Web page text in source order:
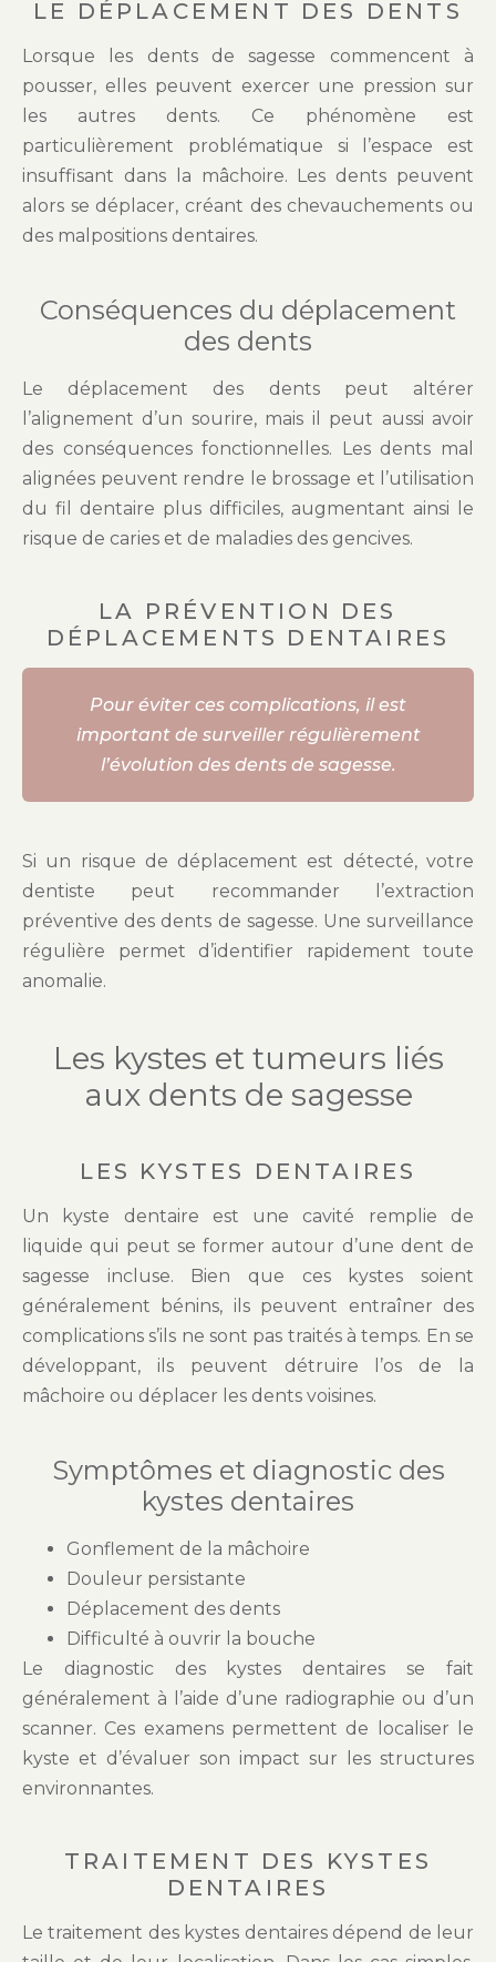
LE DÉPLACEMENT DES DENTS
Lorsque les dents de sagesse commencent à
pousser, elles peuvent exercer une pression sur
les autres dents. Ce phénomène est
particulièrement problématique si l’espace est
insuffisant dans la mâchoire. Les dents peuvent
alors se déplacer, créant des chevauchements ou
des malpositions dentaires.
Conséquences du déplacement
des dents
Le déplacement des dents peut altérer
l’alignement d’un sourire, mais il peut aussi avoir
des conséquences fonctionnelles. Les dents mal
alignées peuvent rendre le brossage et l’utilisation
du fil dentaire plus difficiles, augmentant ainsi le
risque de caries et de maladies des gencives.
LA PRÉVENTION DES
DÉPLACEMENTS DENTAIRES
Pour éviter ces complications, il est
important de surveiller régulièrement
l’évolution des dents de sagesse.
Si un risque de déplacement est détecté, votre
dentiste peut recommander l’extraction
préventive des dents de sagesse. Une surveillance
régulière permet d’identifier rapidement toute
anomalie.
Les kystes et tumeurs liés
aux dents de sagesse
LES KYSTES DENTAIRES
Un kyste dentaire est une cavité remplie de
liquide qui peut se former autour d’une dent de
sagesse incluse. Bien que ces kystes soient
généralement bénins, ils peuvent entraîner des
complications s’ils ne sont pas traités à temps. En se
développant, ils peuvent détruire l’os de la
mâchoire ou déplacer les dents voisines.
Symptômes et diagnostic des
kystes dentaires
Gonflement de la mâchoire
Douleur persistante
Déplacement des dents
Difficulté à ouvrir la bouche
Le diagnostic des kystes dentaires se fait
généralement à l’aide d’une radiographie ou d’un
scanner. Ces examens permettent de localiser le
kyste et d’évaluer son impact sur les structures
environnantes.
TRAITEMENT DES KYSTES
DENTAIRES
Le traitement des kystes dentaires dépend de leur